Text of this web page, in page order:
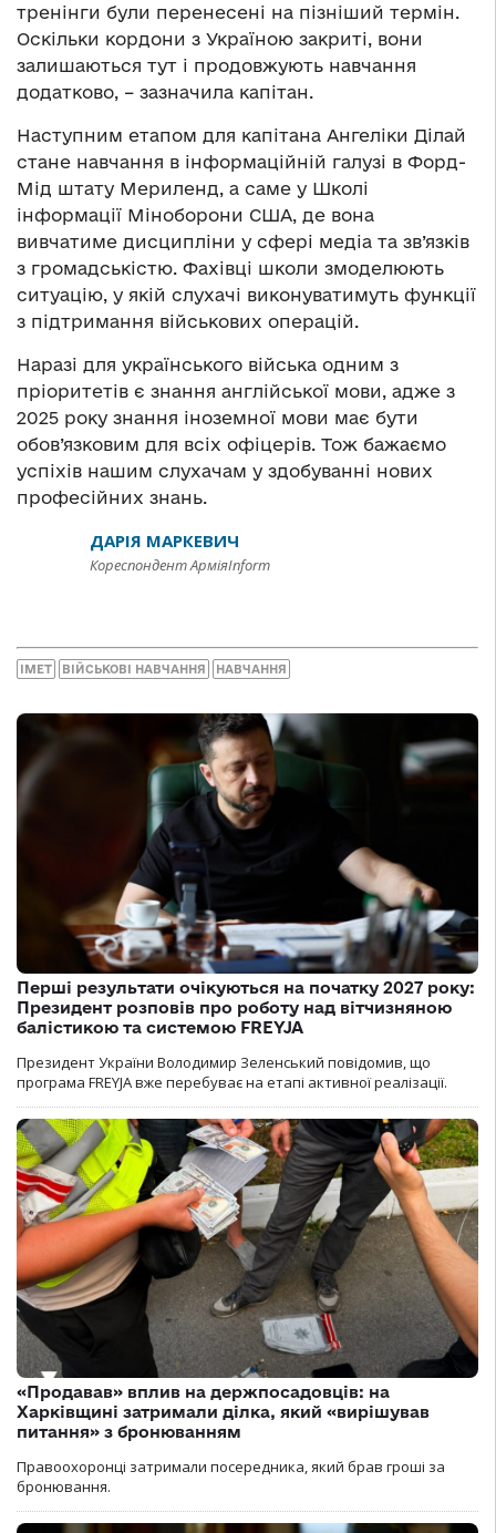
тренінги були перенесені на пізніший термін.
Оскільки кордони з Україною закриті, вони
залишаються тут і продовжують навчання
додатково, – зазначила капітан.
Наступним етапом для капітана Ангеліки Ділай
стане навчання в інформаційній галузі в Форд-
Мід штату Мериленд, а саме у Школі
інформації Міноборони США, де вона
вивчатиме дисципліни у сфері медіа та зв’язків
з громадськістю. Фахівці школи змоделюють
ситуацію, у якій слухачі виконуватимуть функції
з підтримання військових операцій.
Наразі для українського війська одним з
пріоритетів є знання англійської мови, адже з
2025 року знання іноземної мови має бути
обов’язковим для всіх офіцерів. Тож бажаємо
успіхів нашим слухачам у здобуванні нових
професійних знань.
ДАРІЯ МАРКЕВИЧ
Кореспондент АрміяInform
IMET ВІЙСЬКОВІ НАВЧАННЯ НАВЧАННЯ
Перші результати очікуються на початку 2027 року:
Президент розповів про роботу над вітчизняною
балістикою та системою FREYJA
Президент України Володимир Зеленський повідомив, що
програма FREYJA вже перебуває на етапі активної реалізації.
«Продавав» вплив на держпосадовців: на
Харківщині затримали ділка, який «вирішував
питання» з бронюванням
Правоохоронці затримали посередника, який брав гроші за
бронювання.